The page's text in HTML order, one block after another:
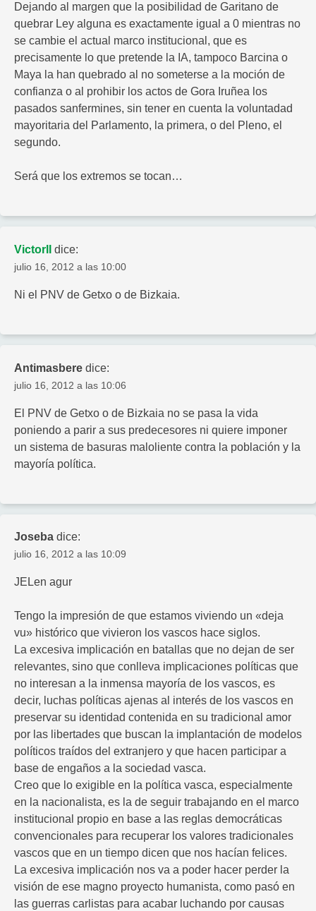
Dejando al margen que la posibilidad de Garitano de
quebrar Ley alguna es exactamente igual a 0 mientras no
se cambie el actual marco institucional, que es
precisamente lo que pretende la IA, tampoco Barcina o
Maya la han quebrado al no someterse a la moción de
confianza o al prohibir los actos de Gora Iruñea los
pasados sanfermines, sin tener en cuenta la voluntadad
mayoritaria del Parlamento, la primera, o del Pleno, el
segundo.
Será que los extremos se tocan…
VictorII dice:
julio 16, 2012 a las 10:00
Ni el PNV de Getxo o de Bizkaia.
Antimasbere dice:
julio 16, 2012 a las 10:06
El PNV de Getxo o de Bizkaia no se pasa la vida
poniendo a parir a sus predecesores ni quiere imponer
un sistema de basuras maloliente contra la población y la
mayoría política.
Joseba dice:
julio 16, 2012 a las 10:09
JELen agur
Tengo la impresión de que estamos viviendo un «deja
vu» histórico que vivieron los vascos hace siglos.
La excesiva implicación en batallas que no dejan de ser
relevantes, sino que conlleva implicaciones políticas que
no interesan a la inmensa mayoría de los vascos, es
decir, luchas políticas ajenas al interés de los vascos en
preservar su identidad contenida en su tradicional amor
por las libertades que buscan la implantación de modelos
políticos traídos del extranjero y que hacen participar a
base de engaños a la sociedad vasca.
Creo que lo exigible en la política vasca, especialmente
en la nacionalista, es la de seguir trabajando en el marco
institucional propio en base a las reglas democráticas
convencionales para recuperar los valores tradicionales
vascos que en un tiempo dicen que nos hacían felices.
La excesiva implicación nos va a poder hacer perder la
visión de ese magno proyecto humanista, como pasó en
las guerras carlistas para acabar luchando por causas